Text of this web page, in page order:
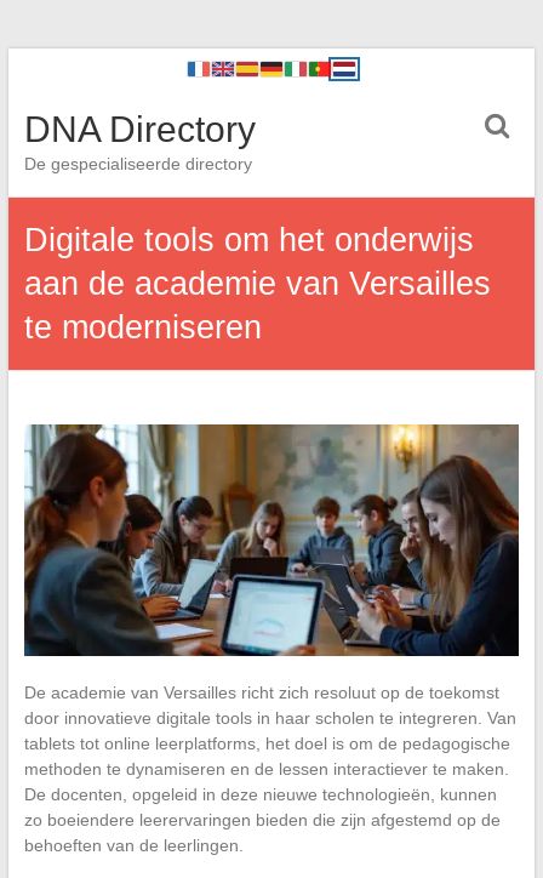
DNA Directory
De gespecialiseerde directory
Digitale tools om het onderwijs
aan de academie van Versailles
te moderniseren
De academie van Versailles richt zich resoluut op de toekomst
door innovatieve digitale tools in haar scholen te integreren. Van
tablets tot online leerplatforms, het doel is om de pedagogische
methoden te dynamiseren en de lessen interactiever te maken.
De docenten, opgeleid in deze nieuwe technologieën, kunnen
zo boeiendere leerervaringen bieden die zijn afgestemd op de
behoeften van de leerlingen.